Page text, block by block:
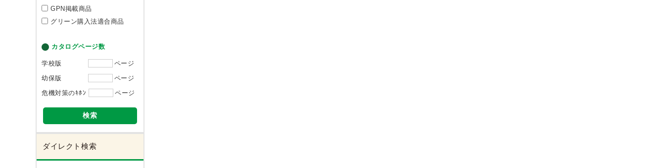
GPN掲載商品
グリーン購入法適合商品
カタログページ数
学校版
ページ
幼保版
ページ
危機対策のｷﾎﾝ
ページ
検索
ダイレクト検索